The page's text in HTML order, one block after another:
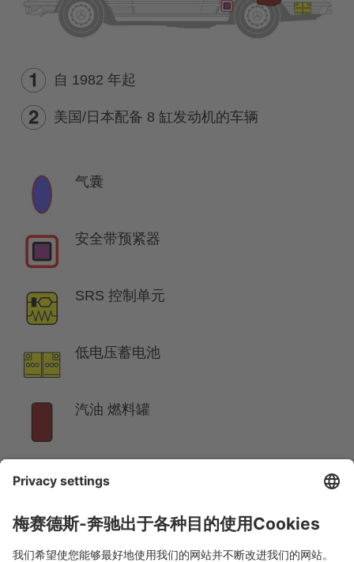
自 1982 年起
美国/日本配备 8 缸发动机的车辆
气囊
安全带预紧器
SRS 控制单元
低电压蓄电池
汽油 燃料罐
提示:详细信息请参见 救援指南。